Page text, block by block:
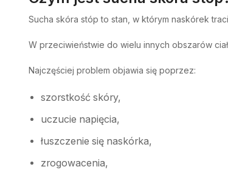
Sucha skóra stóp to stan, w którym naskórek
W przeciwieństwie do wielu innych obszarów
Najczęściej problem objawia się poprzez:
szorstkość skóry,
uczucie napięcia,
łuszczenie się naskórka,
zrogowacenia,